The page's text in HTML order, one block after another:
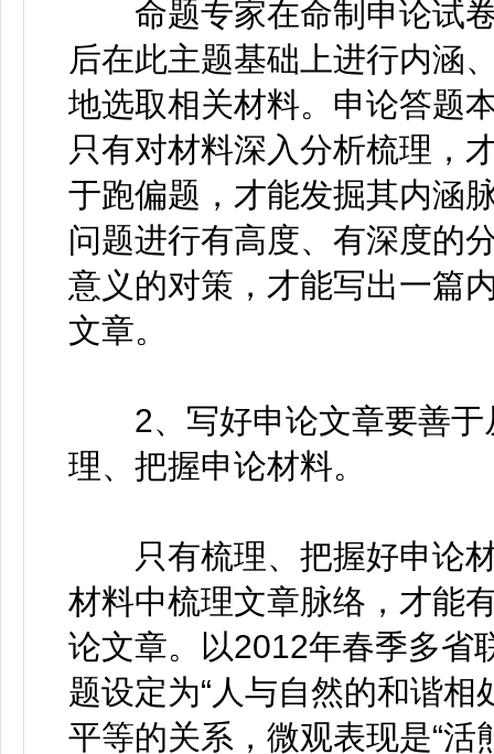
命题专家在命制申论试卷
后在此主题基础上进行内涵
地选取相关材料。申论答题
只有对材料深入分析梳理，
于跑偏题，才能发掘其内涵
问题进行有高度、有深度的
意义的对策，才能写出一篇
文章。
2、写好申论文章要善于
理、把握申论材料。
只有梳理、把握好申论材
材料中梳理文章脉络，才能
论文章。以2012年春季多省
题设定为“人与自然的和谐
平等的关系，微观表现是“活